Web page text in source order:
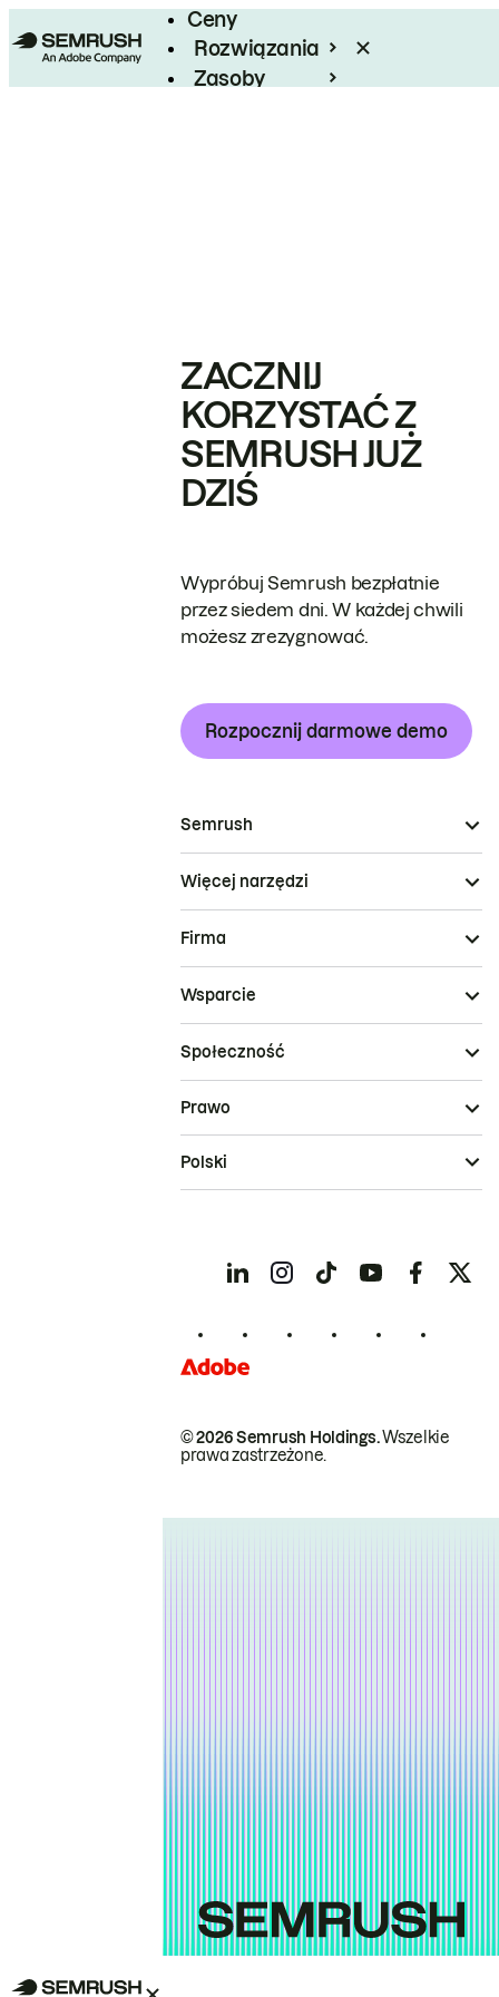
Ceny
Rozwiązania
Zasoby
ZACZNIJ
KORZYSTAĆ Z
SEMRUSH JUŻ
DZIŚ
Wypróbuj Semrush bezpłatnie
przez siedem dni. W każdej chwili
możesz zrezygnować.
Rozpocznij darmowe demo
Semrush
Więcej narzędzi
Firma
Wsparcie
Społeczność
© 2026 Semrush Holdings.Wszelkie
prawa zastrzeżone.
Prawo
Polski